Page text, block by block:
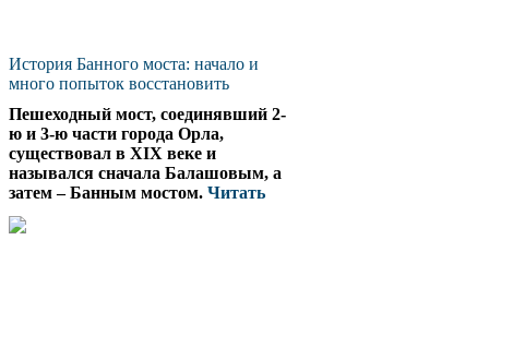
История Банного моста: начало и
много попыток восстановить
Пешеходный мост, соединявший 2-
ю и 3-ю части города Орла,
существовал в XIX веке и
назывался сначала Балашовым, а
затем – Банным мостом. Читать